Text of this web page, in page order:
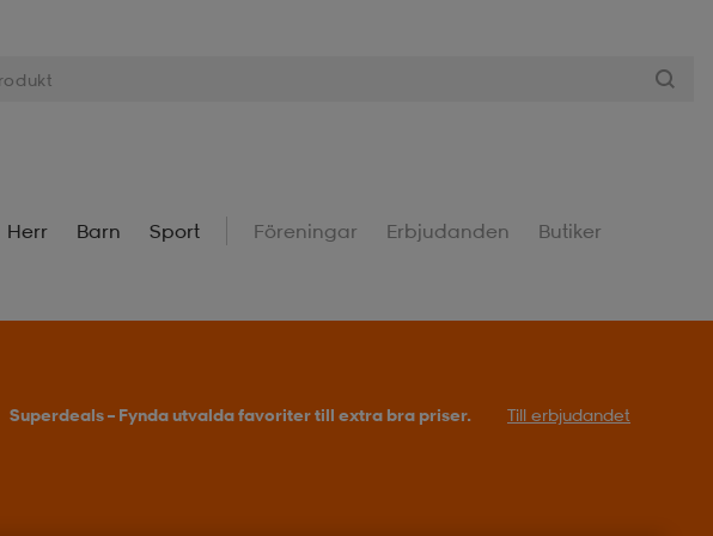
Herr Barn Sport Föreningar Erbjudanden Butiker
Superdeals – Fynda utvalda favoriter till extra bra priser. Till erbjudandet